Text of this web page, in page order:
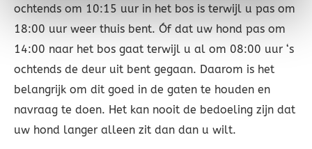
ochtends om 10:15 uur in het bos is terwijl u pas om
18:00 uur weer thuis bent. Óf dat uw hond pas om
14:00 naar het bos gaat terwijl u al om 08:00 uur ‘s
ochtends de deur uit bent gegaan. Daarom is het
belangrijk om dit goed in de gaten te houden en
navraag te doen. Het kan nooit de bedoeling zijn dat
uw hond langer alleen zit dan dan u wilt.